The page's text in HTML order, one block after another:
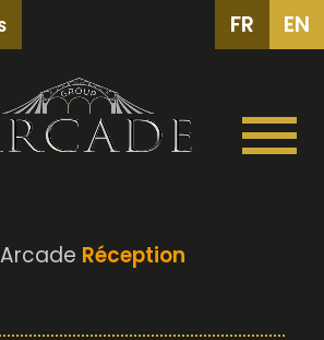
FR EN
Arcade Réception